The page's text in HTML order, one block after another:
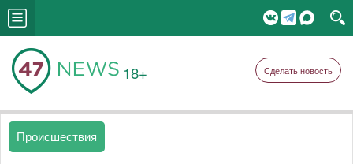
18+ Сделать новость
Происшествия